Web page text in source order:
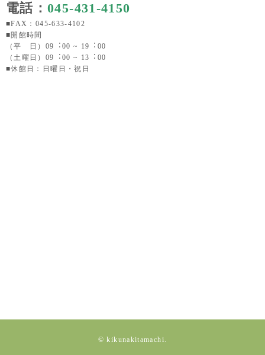
電話：045-431-4150
■FAX：045-633-4102
■開館時間
（平 日）09︓00 ~ 19︓00
（土曜日）09︓00 ~ 13︓00
■休館日：日曜日・祝日
© kikunakitamachi.